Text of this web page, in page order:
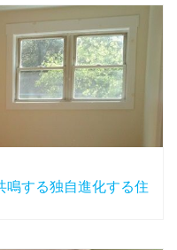
鳴する独自進化する住